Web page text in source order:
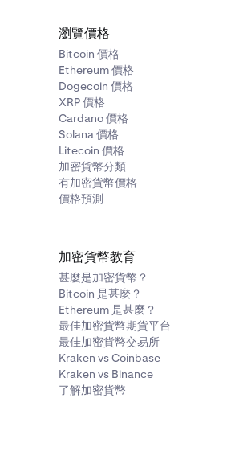
瀏覽價格
Bitcoin 價格
Ethereum 價格
Dogecoin 價格
XRP 價格
Cardano 價格
Solana 價格
Litecoin 價格
加密貨幣分類
有加密貨幣價格
價格預測
加密貨幣教育
甚麼是加密貨幣？
Bitcoin 是甚麼？
Ethereum 是甚麼？
最佳加密貨幣期貨平台
最佳加密貨幣交易所
Kraken vs Coinbase
Kraken vs Binance
了解加密貨幣